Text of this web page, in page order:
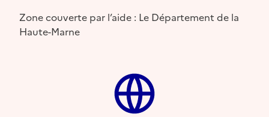
Zone couverte par l’aide : Le Département de la
Haute-Marne